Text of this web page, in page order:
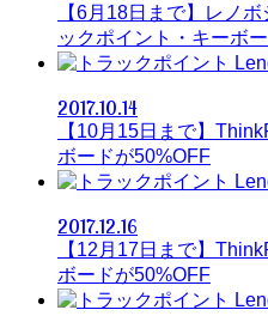
【6月18日まで】レノ
ックポイント・キーボ
2017.10.14
【10月15日まで】
ボードが50%OFF
2017.12.16
【12月17日まで】
ボードが50%OFF